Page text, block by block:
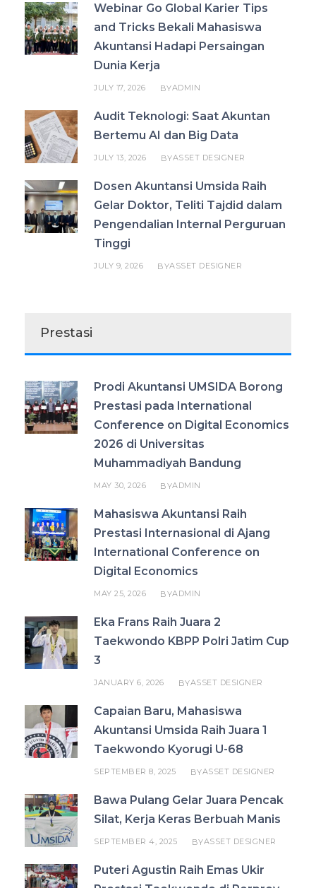
Webinar Go Global Karier Tips
and Tricks Bekali Mahasiswa
Akuntansi Hadapi Persaingan
Dunia Kerja
JULY 17, 2026 BYADMIN
Audit Teknologi: Saat Akuntan
Bertemu AI dan Big Data
JULY 13, 2026 BYASSET DESIGNER
Dosen Akuntansi Umsida Raih
Gelar Doktor, Teliti Tajdid dalam
Pengendalian Internal Perguruan
Tinggi
JULY 9, 2026 BYASSET DESIGNER
Prestasi
Prodi Akuntansi UMSIDA Borong
Prestasi pada International
Conference on Digital Economics
2026 di Universitas
Muhammadiyah Bandung
MAY 30, 2026 BYADMIN
Mahasiswa Akuntansi Raih
Prestasi Internasional di Ajang
International Conference on
Digital Economics
MAY 25, 2026 BYADMIN
Eka Frans Raih Juara 2
Taekwondo KBPP Polri Jatim Cup
3
JANUARY 6, 2026 BYASSET DESIGNER
Capaian Baru, Mahasiswa
Akuntansi Umsida Raih Juara 1
Taekwondo Kyorugi U-68
SEPTEMBER 8, 2025 BYASSET DESIGNER
Bawa Pulang Gelar Juara Pencak
Silat, Kerja Keras Berbuah Manis
SEPTEMBER 4, 2025 BYASSET DESIGNER
Puteri Agustin Raih Emas Ukir